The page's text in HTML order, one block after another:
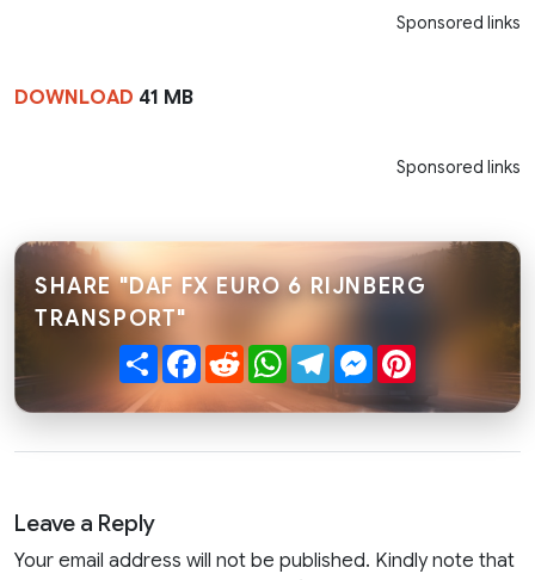
Sponsored links
DOWNLOAD 41 MB
Sponsored links
SHARE "DAF FX EURO 6 RIJNBERG
TRANSPORT"
ShareFacebook
RedditWhatsApp
TelegramMessenger
Leave a Reply
Your email address will not be published. Kindly note that